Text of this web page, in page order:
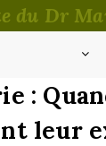
du Dr
:
leur